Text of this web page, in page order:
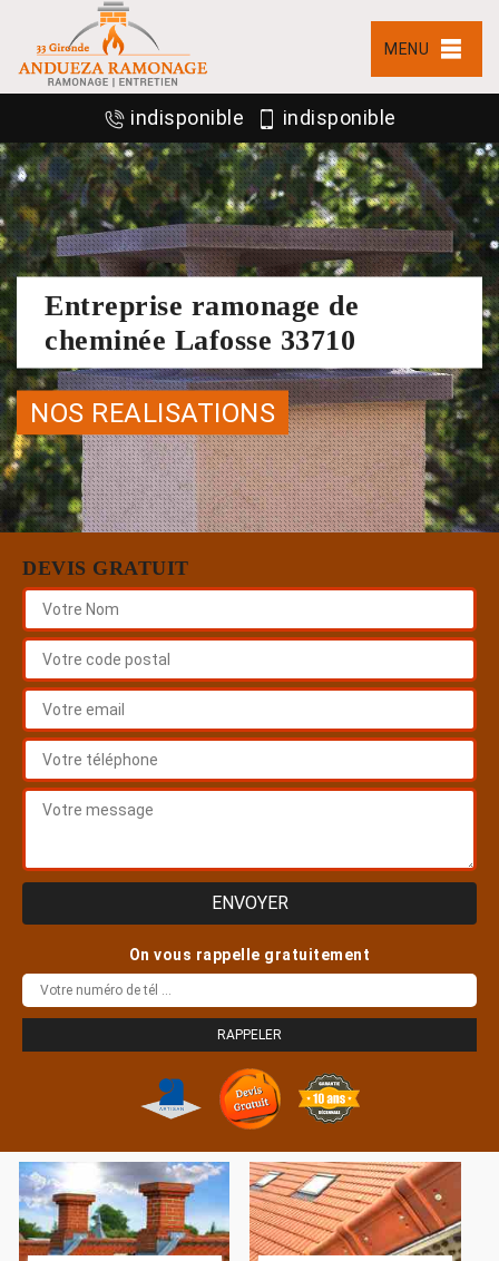
MENU
indisponible indisponible
Entreprise ramonage de
cheminée Lafosse 33710
NOS REALISATIONS
DEVIS GRATUIT
On vous rappelle gratuitement